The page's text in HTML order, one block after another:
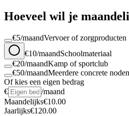
Hoeveel wil je
€5/maandVervoer of zorgproducten
€10/maandSchoolmateriaal
€20/maandKamp of sportclub
€50/maandMeerdere concrete noden
Of kies een eigen bedrag
€
/maand
Maandelijks€10.00
Jaarlijks€120.00